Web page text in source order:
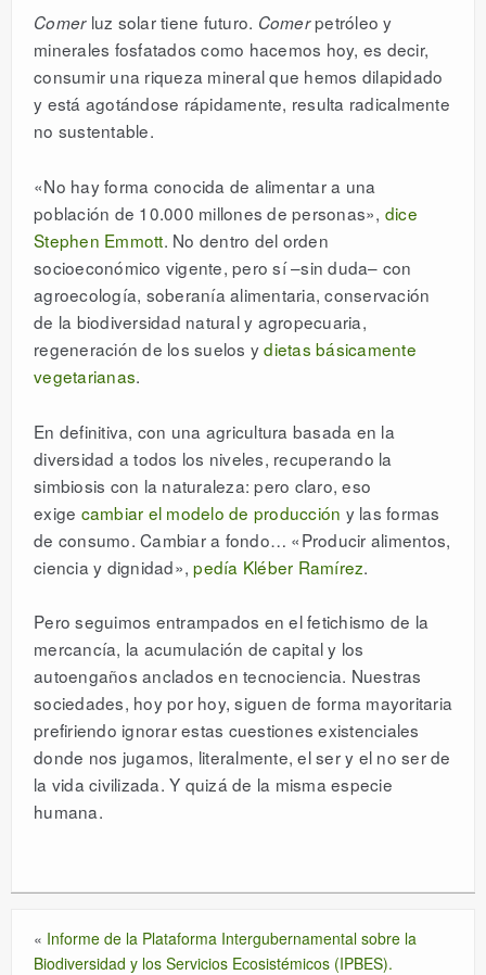
Comerluz solar tiene futuro. Comerpetróleo y
minerales fosfatados como hacemos hoy, es decir,
consumir una riqueza mineral que hemos dilapidado
y está agotándose rápidamente, resulta radicalmente
no sustentable.
«No hay forma conocida de alimentar a una
población de 10.000 millones de personas», dice
Stephen Emmott. No dentro del orden
socioeconómico vigente, pero sí –sin duda– con
agroecología, soberanía alimentaria, conservación
de la biodiversidad natural y agropecuaria,
regeneración de los suelos ydietas básicamente
vegetarianas.
En definitiva, con una agricultura basada en la
diversidad a todos los niveles, recuperando la
simbiosis con la naturaleza: pero claro, eso
exige cambiar el modelo de producción y las formas
de consumo. Cambiar a fondo… «Producir alimentos,
ciencia y dignidad»,pedía Kléber Ramírez.
Pero seguimos entrampados en el fetichismo de la
mercancía, la acumulación de capital y los
autoengaños anclados en tecnociencia. Nuestras
sociedades, hoy por hoy, siguen de forma mayoritaria
prefiriendo ignorar estas cuestiones existenciales
donde nos jugamos, literalmente, el ser y el no ser de
la vida civilizada. Y quizá de la misma especie
humana.
« Informe de la Plataforma Intergubernamental sobre la
Biodiversidad y los Servicios Ecosistémicos (IPBES).